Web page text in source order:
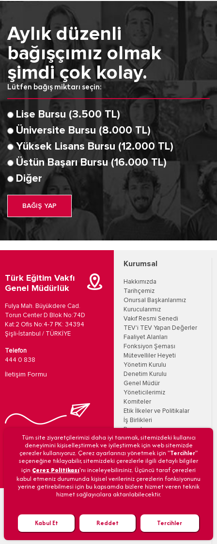
Aylık düzenli
bağışçımız olmak
şimdi çok kolay.
Lütfen bağış miktarı seçin:
Lise Bursu (3.500 TL)
Üniversite Bursu (8.000 TL)
Yüksek Lisans Bursu (12.000 TL)
Üstün Başarı Bursu (16.000 TL)
Diğer
BAĞIŞ YAP
Türk Eğitim Vakfı
Genel Müdürlük
Fulya Mah. Büyükdere Cad.
Torun Center D Blok No:74D
Kat:2 Ofis No:4-7 PK: 34394
Şişli-İstanbul / TÜRKİYE
Telefon
444 0 838
İletişim Formu
Bizi Takip Edin
Kurumsal
Hakkımızda
Tarihçemiz
Onursal Başkanlarımız
Kurucularımız
Vakıf Resmi Senedi
TEV'i TEV Yapan Değerler
Faaliyet Alanları
Fonksiyon Şeması
Mütevelliler Heyeti
Yönetim Kurulu
Denetim Kurulu
Genel Müdür
Yöneticilerimiz
Komiteler
Etik İlkeler ve Politikalar
İş Birlikleri
Raporlar
TEV’den Haberler
E-Bültenler
TEV'lilerden Hikayeler
Medya Merkezi
İhale Duyuruları
Eğitim Kurumlarımız
Bağış
Tüm site ziyaretçilerimizi daha iyi tanımak, sitemizdeki kullanıcı
deneyimini kişiselleştirmek ve iyileştirmek için web sitemizde
çerezler kullanıyoruz. Çerez ayarlarınızı yönetmek için "Tercihler"
seçeneğine tıklayabilir, sitemizdeki çerezlerle ilgili detaylı bilgiler
için Çerez Politikası'nı inceleyebilirsiniz. Üçüncü taraf çerezleri
kabul etmeniz durumunda kişisel verileriniz çerezlerin fonksiyonunu
yerine getirebilmesi için bu kapsamda bizlere hizmet veren teknik
hizmet sağlayıcılara aktarılabilecektir.
Kabul Et Reddet Tercihler